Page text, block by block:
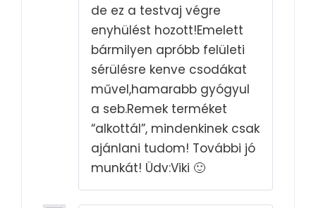
de ez a testvaj végre
enyhülést hozott!Emelett
bármilyen apróbb felületi
sérülésre kenve csodákat
művel,hamarabb gyógyul
a seb.Remek terméket
“alkottál”, mindenkinek csak
ajánlani tudom! További jó
munkát! Üdv:Viki 🙂